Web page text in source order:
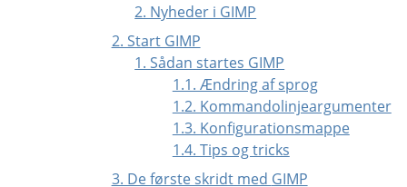
2. Nyheder i GIMP
2. Start GIMP
1. Sådan startes GIMP
1.1. Ændring af sprog
1.2. Kommandolinjeargumenter
1.3. Konfigurationsmappe
1.4. Tips og tricks
3. De første skridt med GIMP